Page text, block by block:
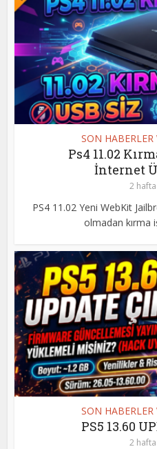
SON HABERLER
Ps4 11.02
İnternet
2
PS4 11.02 Yeni WebKit
olmadan kırma
SON HABERLER
PS5 13.60
2